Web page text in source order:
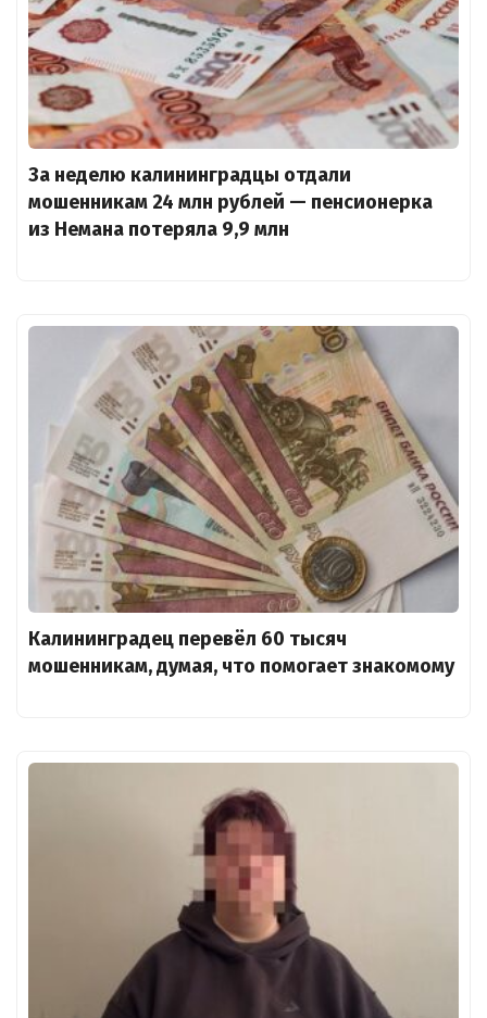
За неделю калининградцы отдали
мошенникам 24 млн рублей — пенсионерка
из Немана потеряла 9,9 млн
Калининградец перевёл 60 тысяч
мошенникам, думая, что помогает знакомому